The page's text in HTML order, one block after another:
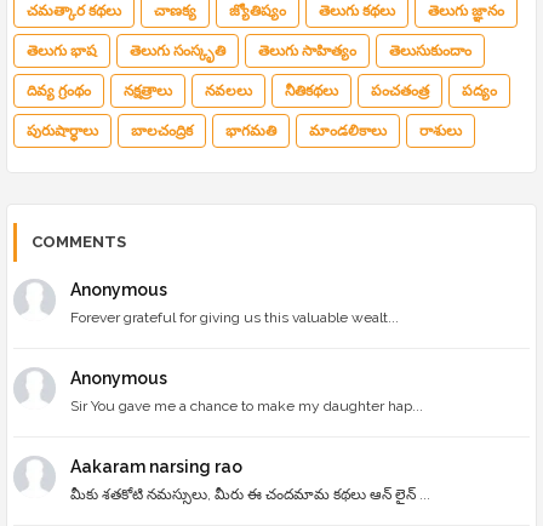
చమత్కార కథలు చాణక్య జ్యోతిష్యం తెలుగు కథలు తెలుగు జ్ఞానం
తెలుగు భాష తెలుగు సంస్కృతి తెలుగు సాహిత్యం తెలుసుకుందాం
దివ్య గ్రంథం నక్షత్రాలు నవలలు నీతికథలు పంచతంత్ర పద్యం
పురుషార్థాలు బాలచంద్రిక భాగమతి మాండలికాలు రాశులు
COMMENTS
Anonymous
Forever grateful for giving us this valuable wealt...
Anonymous
Sir You gave me a chance to make my daughter hap...
Aakaram narsing rao
మీకు శతకోటి నమస్సులు, మీరు ఈ చందమామ కథలు ఆన్ లైన్ ...